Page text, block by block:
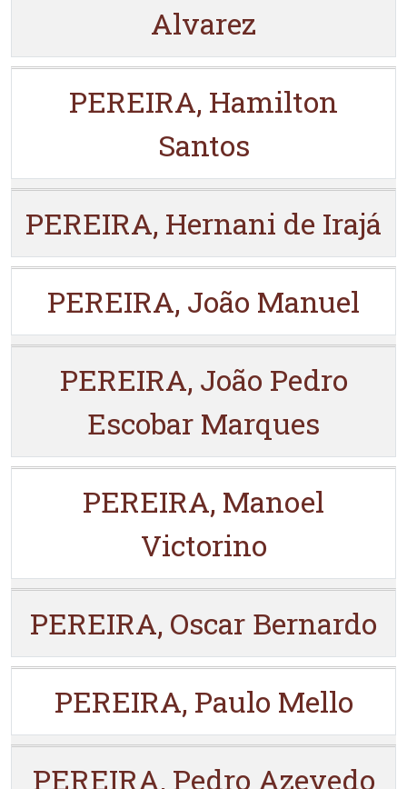
Alvarez
PEREIRA, Hamilton
Santos
PEREIRA, Hernani de Irajá
PEREIRA, João Manuel
PEREIRA, João Pedro
Escobar Marques
PEREIRA, Manoel
Victorino
PEREIRA, Oscar Bernardo
PEREIRA, Paulo Mello
PEREIRA, Pedro Azevedo